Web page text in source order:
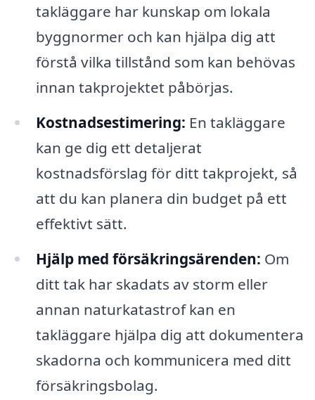
takläggare har kunskap om lokala
byggnormer och kan hjälpa dig att
förstå vilka tillstånd som kan behövas
innan takprojektet påbörjas.
Kostnadsestimering: En takläggare
kan ge dig ett detaljerat
kostnadsförslag för ditt takprojekt, så
att du kan planera din budget på ett
effektivt sätt.
Hjälp med försäkringsärenden: Om
ditt tak har skadats av storm eller
annan naturkatastrof kan en
takläggare hjälpa dig att dokumentera
skadorna och kommunicera med ditt
försäkringsbolag.